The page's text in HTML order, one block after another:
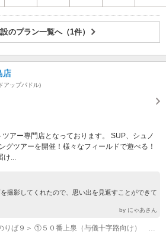
のプラン一覧へ（1件）
店
アップパドル)
アー専門店となっております。 SUP、シュノ
グツアーを開催！様々なフィールドで遊べる！
け...
撮影してくれたので、思い出を見返すことができて
by にゃあさん
(1)＜那覇バスターミナルのりば９＞ ①５０番上泉（与儀十字路向け） → 奥武入口（百名向け）下車 → 徒歩17分奥武島着 ※Googleマップにて現在地から奥武島までの経路を調べるとバスルートが分かります。 レンタカーの場合は那覇市から約30～40分の所要時間です。